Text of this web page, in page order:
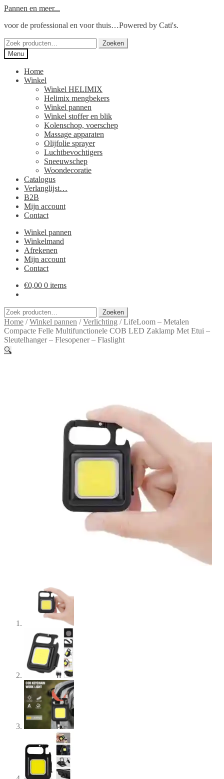
Ga
naar
Ga
de
Pannen en meer...
voor de professional en voor thuis…Powered by Cati's.
Zoeken
naar:
Zoeken
Menu
Home
Winkel
Winkel HELIMIX
Helimix mengbekers
Winkel pannen
Winkel stoffer en blik
Kolenschop, voerschep
Massage apparaten
Olijfolie sprayer
Luchtbevochtigers
Sneeuwschep
Woondecoratie
Catalogus
Verlanglijst…
B2B
Mijn account
Contact
Winkel pannen
Winkelmand
Afrekenen
Mijn account
Contact
€0,00 0 items
Zoeken
naar:
Zoeken
Home /Winkel pannen /Verlichting /LifeLoom – Metalen
Compacte Felle Multifunctionele COB LED Zaklamp Met Etui –
Sleutelhanger – Flesopener – Flaslight
🔍